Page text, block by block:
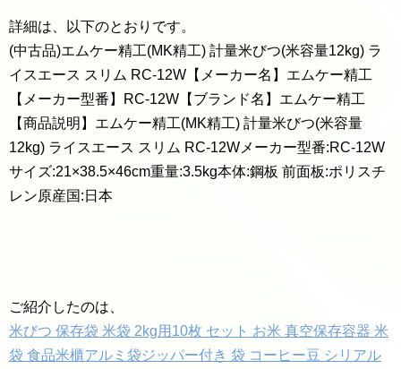
詳細は、以下のとおりです。
(中古品)エムケー精工(MK精工) 計量米びつ(米容量12kg) ラ
イスエース スリム RC-12W【メーカー名】エムケー精工
【メーカー型番】RC-12W【ブランド名】エムケー精工
【商品説明】エムケー精工(MK精工) 計量米びつ(米容量
12kg) ライスエース スリム RC-12Wメーカー型番:RC-12W
サイズ:21×38.5×46cm重量:3.5kg本体:鋼板 前面板:ポリスチ
レン原産国:日本
ご紹介したのは、
米びつ 保存袋 米袋 2kg用10枚 セット お米 真空保存容器 米
袋 食品米櫃アルミ袋ジッパー付き 袋 コーヒー豆 シリアル